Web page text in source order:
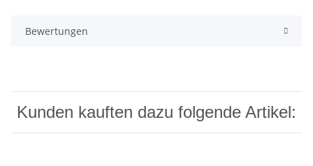
Bewertungen
Kunden kauften dazu folgende Artikel: